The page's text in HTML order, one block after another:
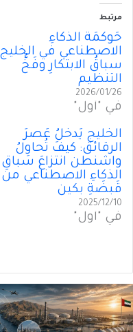
مرتبط
حَوكَمَةُ الذكاءِ
الاصطناعي في
سباقُ الابتكارِ وفَخُّ
التنظيم
2026/01/26
في "أول"
الخليج يَدخُلُ عَصرَ
الرقائق: كيفَ تُحاوِلُ
واشنطن انتزاعَ سباقِ
الذكاءِ الاصطناعي من
قَبضَةِ بكين
2025/12/10
في "أول"